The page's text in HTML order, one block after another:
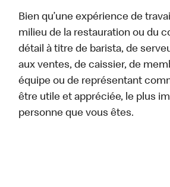
Bien qu’une expérience de
milieu de la restauration ou du
détail à titre de barista, de
aux ventes, de caissier, de
équipe ou de représentant
être utile et appréciée, le plus
personne que vous êtes.